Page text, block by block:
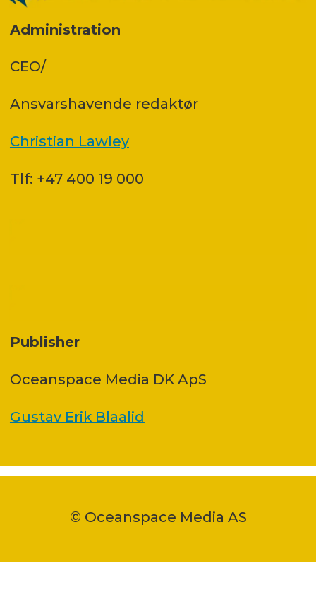
Administration
CEO/
Ansvars­havende redaktør
Christian Lawley
Tlf: +47 400 19 000
Publisher
Oceanspace Media DK ApS
Gustav Erik Blaalid
© Oceanspace Media AS